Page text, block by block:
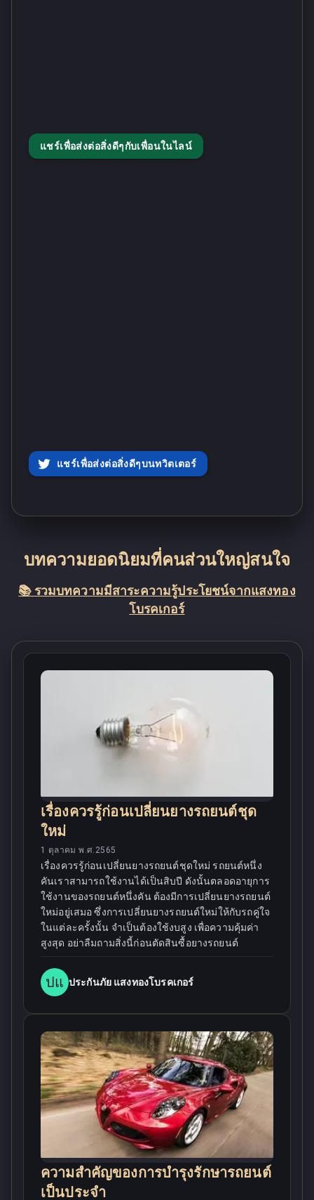
แชร์เพื่อส่งต่อสิ่งดีๆกับเพื่อนในไลน์
แชร์เพื่อส่งต่อสิ่งดีๆบนทวิตเตอร์
บทความยอดนิยมที่คนส่วนใหญ่สนใจ
📚 รวมบทความมีสาระความรู้ประโยชน์จากแสงทอง
โบรคเกอร์
เรื่องควรรู้ก่อนเปลี่ยนยางรถยนต์ชุด
ใหม่
1 ตุลาคม พ.ศ.2565
เรื่องควรรู้ก่อนเปลี่ยนยางรถยนต์ชุดใหม่ รถยนต์หนึ่ง
คันเราสามารถใช้งานได้เป็นสิบปี ดังนั้นตลอดอายุการ
ใช้งานของรถยนต์หนึ่งคัน ต้องมีการเปลี่ยนยางรถยนต์
ใหม่อยู่เสมอ ซึ่งการเปลี่ยนยางรถยนต์ใหม่ให้กับรถคู่ใจ
ในแต่ละครั้งนั้น จำเป็นต้องใช้งบสูง เพื่อความคุ้มค่า
สูงสุด อย่าลืมถามสิ่งนี้ก่อนตัดสินซื้อยางรถยนต์
ปแ ประกันภัย แสงทองโบรคเกอร์
ความสำคัญของการบำรุงรักษารถยนต์
เป็นประจำ